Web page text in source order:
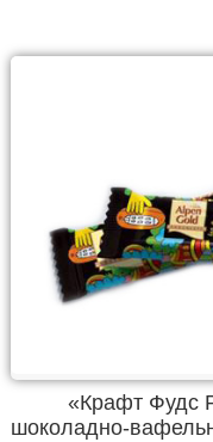
«Крафт Фудс
шоколадно-